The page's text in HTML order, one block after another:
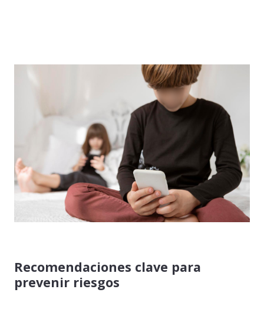
Recomendaciones clave para
prevenir riesgos